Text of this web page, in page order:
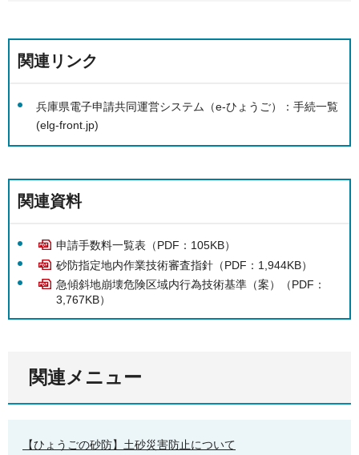
関連リンク
兵庫県電子申請共同運営システム（e-ひょうご）：手続一覧
(elg-front.jp)
関連資料
申請手数料一覧表（PDF：105KB）
砂防指定地内作業技術審査指針（PDF：1,944KB）
急傾斜地崩壊危険区域内行為技術基準（案）（PDF：
3,767KB）
関連メニュー
【ひょうごの砂防】土砂災害防止について